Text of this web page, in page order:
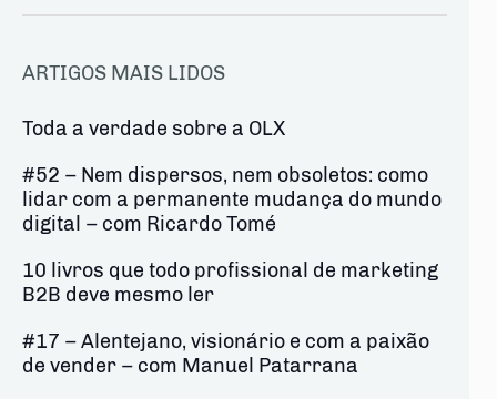
ARTIGOS MAIS LIDOS
Toda a verdade sobre a OLX
#52 – Nem dispersos, nem obsoletos: como
lidar com a permanente mudança do mundo
digital – com Ricardo Tomé
10 livros que todo profissional de marketing
B2B deve mesmo ler
#17 – Alentejano, visionário e com a paixão
de vender – com Manuel Patarrana